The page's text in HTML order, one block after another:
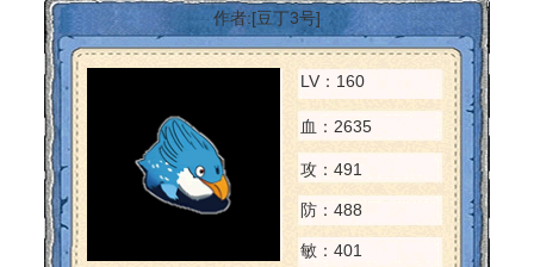
作者:[豆丁3号]
LV：160
血：2635
攻：491
防：488
敏：401